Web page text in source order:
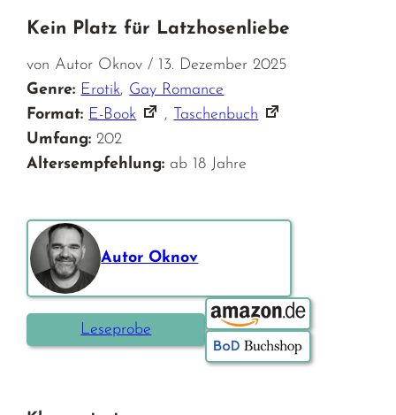
Kein Platz für Latzhosenliebe
von Autor Oknov / 13. Dezember 2025
Genre: Erotik, Gay Romance
Format: E-Book , Taschenbuch
Umfang: 202
Altersempfehlung: ab 18 Jahre
Autor Oknov
Leseprobe
Bestellen über: